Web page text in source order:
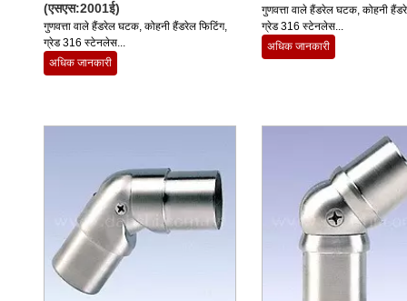
(एसएस:2001ई)
गुणवत्ता वाले हैंडरेल घटक, कोहनी हैंडरेल फिटिंग,
ग्रेड 316 स्टेनलेस...
अधिक जानकारी
गुणवत्ता वाले हैंडरेल घटक, कोहनी
ग्रेड 316 स्टेनलेस...
अधिक जानकारी